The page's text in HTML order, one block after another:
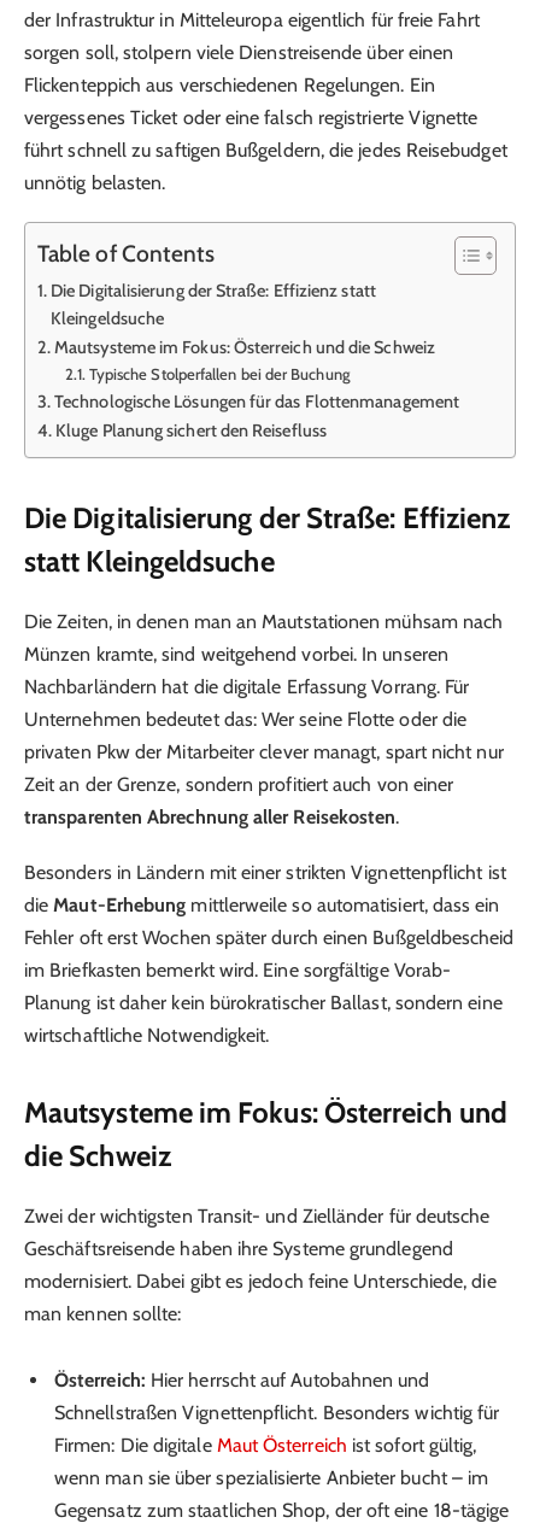
der Infrastruktur in Mitteleuropa eigentlich für freie Fahrt
sorgen soll, stolpern viele Dienstreisende über einen
Flickenteppich aus verschiedenen Regelungen. Ein
vergessenes Ticket oder eine falsch registrierte Vignette
führt schnell zu saftigen Bußgeldern, die jedes Reisebudget
unnötig belasten.
Table of Contents
Die Digitalisierung der Straße: Effizienz statt
Kleingeldsuche
Mautsysteme im Fokus: Österreich und die Schweiz
Typische Stolperfallen bei der Buchung
Technologische Lösungen für das Flottenmanagement
Kluge Planung sichert den Reisefluss
Die Digitalisierung der Straße: Effizienz
statt Kleingeldsuche
Die Zeiten, in denen man an Mautstationen mühsam nach
Münzen kramte, sind weitgehend vorbei. In unseren
Nachbarländern hat die digitale Erfassung Vorrang. Für
Unternehmen bedeutet das: Wer seine Flotte oder die
privaten Pkw der Mitarbeiter clever managt, spart nicht nur
Zeit an der Grenze, sondern profitiert auch von einer
transparenten Abrechnung aller Reisekosten.
Besonders in Ländern mit einer strikten Vignettenpflicht ist
dieMaut-Erhebung mittlerweile so automatisiert, dass ein
Fehler oft erst Wochen später durch einen Bußgeldbescheid
im Briefkasten bemerkt wird. Eine sorgfältige Vorab-
Planung ist daher kein bürokratischer Ballast, sondern eine
wirtschaftliche Notwendigkeit.
Mautsysteme im Fokus: Österreich und
die Schweiz
Zwei der wichtigsten Transit- und Zielländer für deutsche
Geschäftsreisende haben ihre Systeme grundlegend
modernisiert. Dabei gibt es jedoch feine Unterschiede, die
man kennen sollte:
Österreich: Hier herrscht auf Autobahnen und
Schnellstraßen Vignettenpflicht. Besonders wichtig für
Firmen: Die digitale Maut Österreich ist sofort gültig,
wenn man sie über spezialisierte Anbieter bucht – im
Gegensatz zum staatlichen Shop, der oft eine 18-tägige